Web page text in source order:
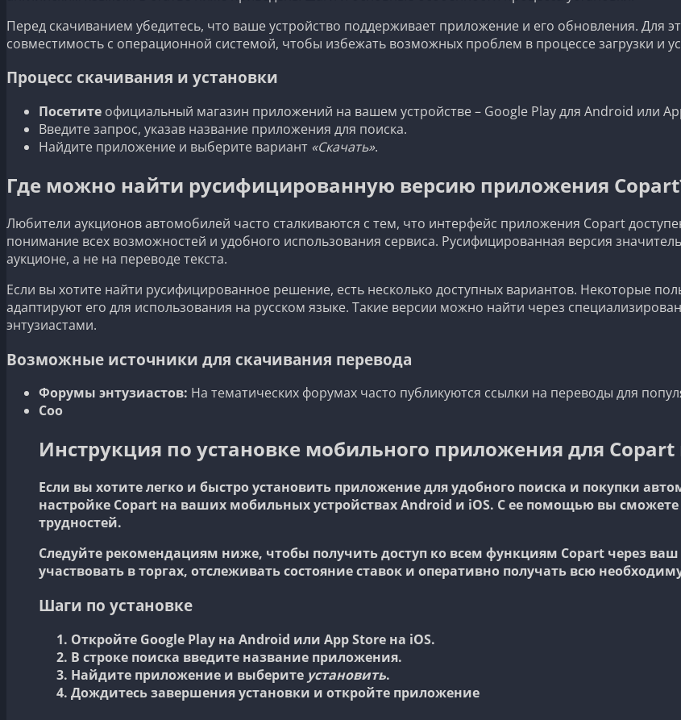
Перед скачиванием убедитесь, что ваше устройство поддерживает приложение и его обновления. Для
совместимость с операционной системой, чтобы избежать возможных проблем в процессе загрузки и
Процесс скачивания и установки
Посетите официальный магазин приложений на вашем устройстве – Google Play для Android или
Введите запрос, указав название приложения для поиска.
Найдите приложение и выберите вариант «Скачать».
Где можно найти русифицированную версию приложения
Любители аукционов автомобилей часто сталкиваются с тем, что интерфейс приложения Copart
понимание всех возможностей и удобного использования сервиса. Русифицированная версия
аукционе, а не на переводе текста.
Если вы хотите найти русифицированное решение, есть несколько доступных вариантов. Некоторые
адаптируют его для использования на русском языке. Такие версии можно найти через
энтузиастами.
Возможные источники для скачивания перевода
Форумы энтузиастов: На тематических форумах часто публикуются ссылки на переводы для
Соо
Инструкция по установке мобильного приложения для Copart
Если вы хотите легко и быстро установить приложение для удобного поиска и покупки
настройке Copart на ваших мобильных устройствах Android и iOS. С ее помощью вы
трудностей.
Следуйте рекомендациям ниже, чтобы получить доступ ко всем функциям Copart через ваш
участвовать в торгах, отслеживать состояние ставок и оперативно получать всю
Шаги по установке
Откройте Google Play на Android или App Store на iOS.
В строке поиска введите название приложения.
Найдите приложение и выберите установить.
Дождитесь завершения установки и откройте приложение